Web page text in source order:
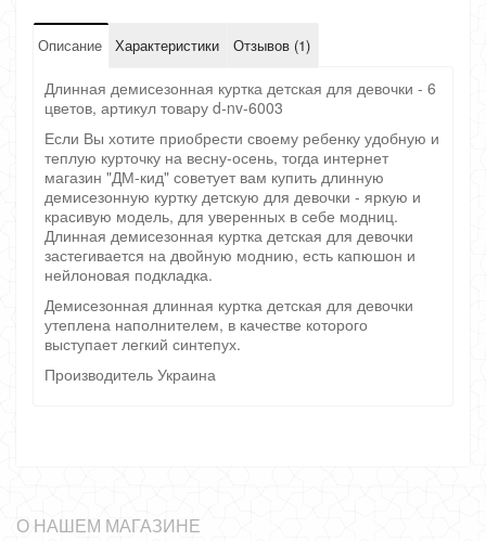
Описание Характеристики Отзывов (1)
Длинная демисезонная куртка детская для девочки - 6
цветов, артикул товару d-nv-6003
Если Вы хотите приобрести своему ребенку удобную и
теплую курточку на весну-осень, тогда интернет
магазин "ДМ-кид" советует вам купить длинную
демисезонную куртку детскую для девочки - яркую и
красивую модель, для уверенных в себе модниц.
Длинная демисезонная куртка детская для девочки
застегивается на двойную моднию, есть капюшон и
нейлоновая подкладка.
Демисезонная длинная куртка детская для девочки
утеплена наполнителем, в качестве которого
выступает легкий синтепух.
Производитель Украина
О НАШЕМ МАГАЗИНЕ